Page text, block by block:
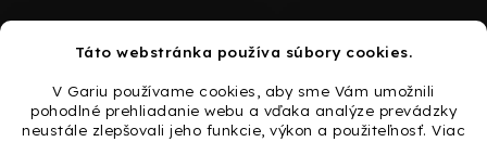
Táto webstránka používa súbory cookies.
V Gariu používame cookies, aby sme Vám umožnili
pohodlné prehliadanie webu a vďaka analýze prevádzky
neustále zlepšovali jeho funkcie, výkon a použiteľnosť. Viac